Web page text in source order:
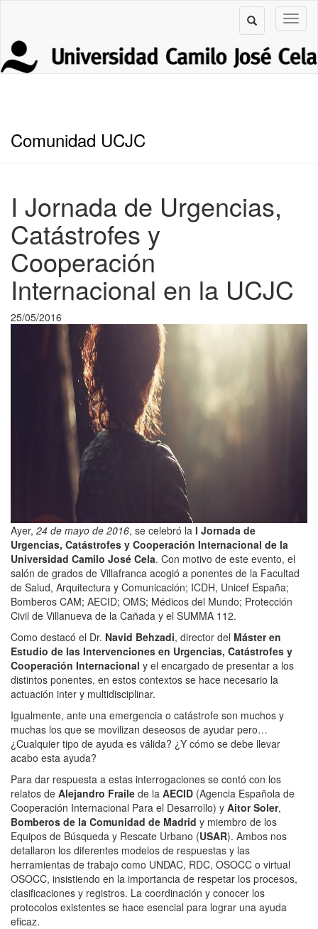
Comunidad UCJC
I Jornada de Urgencias,
Catástrofes y
Cooperación
Internacional en la UCJC
25/05/2016
Ayer, 24 de mayo de 2016, se celebró la I Jornada de
Urgencias, Catástrofes y Cooperación Internacional de la
Universidad Camilo José Cela. Con motivo de este evento, el
salón de grados de Villafranca acogió a ponentes de la Facultad
de Salud, Arquitectura y Comunicación; ICDH, Unicef España;
Bomberos CAM; AECID; OMS; Médicos del Mundo; Protección
Civil de Villanueva de la Cañada y el SUMMA 112.
Como destacó el Dr. Navid Behzadi, director del Máster en
Estudio de las Intervenciones en Urgencias, Catástrofes y
Cooperación Internacional y el encargado de presentar a los
distintos ponentes, en estos contextos se hace necesario la
actuación inter y multidisciplinar.
Igualmente, ante una emergencia o catástrofe son muchos y
muchas los que se movilizan deseosos de ayudar pero…
¿Cualquier tipo de ayuda es válida? ¿Y cómo se debe llevar
acabo esta ayuda?
Para dar respuesta a estas interrogaciones se contó con los
relatos de Alejandro Fraile de la AECID (Agencia Española de
Cooperación Internacional Para el Desarrollo) y Aitor Soler,
Bomberos de la Comunidad de Madrid y miembro de los
Equipos de Búsqueda y Rescate Urbano (USAR). Ambos nos
detallaron los diferentes modelos de respuestas y las
herramientas de trabajo como UNDAC, RDC, OSOCC o virtual
OSOCC, insistiendo en la importancia de respetar los procesos,
clasificaciones y registros. La coordinación y conocer los
protocolos existentes se hace esencial para lograr una ayuda
eficaz.